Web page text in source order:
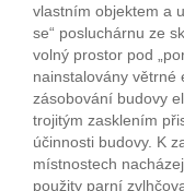
vlastním objektem a
se“ posluchárnu ze
volný prostor pod
nainstalovány větrné
zásobování budovy
trojitým zasklením
účinnosti budovy. K
místnostech
použity parní